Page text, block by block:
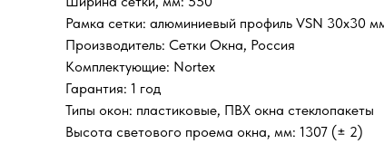
Рамка сетки: алюминиевый профиль VSN 30х30
Производитель: Сетки Окна, Россия
Комплектующие: Nortex
Гарантия: 1 год
Типы окон: пластиковые, ПВХ окна стеклопакеты
Высота светового проема окна, мм: 1307 (± 2)